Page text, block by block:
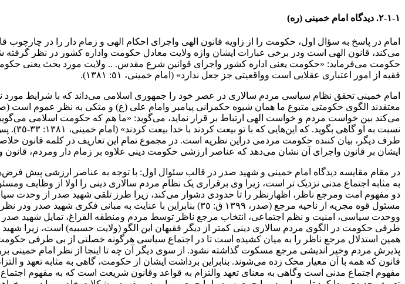
١-١-٢. دیدگاه امام خمینی (ره)
امام در پاسخ به سؤال اول، حکومت را از زاویه قانون الهی واجرای احکام الهی و زمام‌ دار‌ را‌ در
می‌کند، قانون الهی است ودر برخی عبارات‌ ایشان‌ واژه‌ ولایت معادل حکومت واداره کشور در نظر
حکومت می‌فرماید‌: «حکومت‌ یعنی‌ اداره کشور واجرای قوانین شرع مقدس. .. ولایت مورد بحث یعنی
فقیه‌ از‌ امور‌ اعتباری عقلایی است وواقعیتی جز جعل ندارد» (امام خمینی، ٥١: ١٣٨١).
می‌کند بین خواست مردم و خواست الهی ارتباط بر قرار نماید‌، می‌گوید: «ما هم که حکومت اسلامی
نسبت
ایشان‌ بر‌ قانون‌ واجرای آن نشان‌ می‌دهد که عناصر ارزشی‌ حکومت‌ دینی علاوه بر زمام دار ومردم، قانون
در مقام مقایسه‌ دیدگاه‌ امام خمینی و شهید صدر در قالب‌ سئوال‌ اول: با‌ توجه‌ به‌ عناصر ارزشی پیش
به مثابه اجتماع مدنی نزدیک‌ تر‌ است‌، زیرا‌ وی‌ برقراری یک نظام‌ مردم‌ سالاری دینی را اولا از وظایف
دو‌ مفهوم‌ امت‌ ومرجع‌ ناظر، اظهارنظر را تا حدودی دشوار می‌کند، زیرا طرز تلقی شهید صدر از
مسئول قوه مجریه از ناحیه مرجع (صدر، ١٣٩٩ ق: ٣٥) بنابراین با
ووحدت سیاسی، امنیت و نظم اجتماعی، انتخاب مرجع ناظر توسط مردم ومنطقه الفراغ، تمایل شهید
طرفی حکومت در الگوی مردم سالاری دینی کمتر از دیگر فقیهان‌ این‌ الگو (ولایت حسبیه) است، زیرا‌
همین استدلال مرجع ناظر را به میان‌ کشیده‌ است تا در اجتماع‌ سیاسی‌ هرگونه خصلتی از بی طرفی
پذیرش مردم وخیر اندیشی مرجع مسکوت گذاشته نشود. از‌ سوی‌ دیگر آن چه تا اینجا از نظر امام
قانون که همه‌ با‌ آن معیار‌ محک زده می‌شوند. بنابراین برداشت ایشان از حکومت، گاهی به مثابه تعهد و
مفهوم اجتماع مدنی است وگاهی به معنای تعهد والتزام به قواعد وقانون شریعت است که ‌‌به‌ مفهوم